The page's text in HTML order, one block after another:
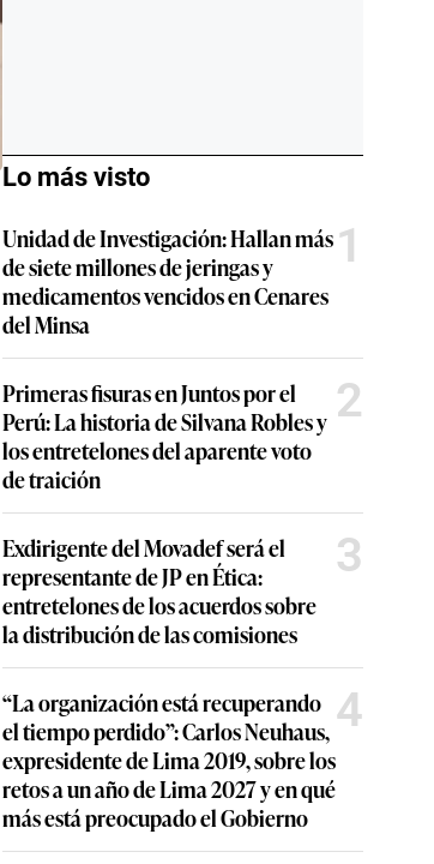
Lo más visto
Unidad de Investigación: Hallan más
de siete millones de jeringas y
medicamentos vencidos en Cenares
del Minsa
1
Primeras fisuras en Juntos por el
Perú: La historia de Silvana Robles y
los entretelones del aparente voto
de traición
2
Exdirigente del Movadef será el
representante de JP en Ética:
entretelones de los acuerdos sobre
la distribución de las comisiones
3
“La organización está recuperando
el tiempo perdido”: Carlos Neuhaus,
expresidente de Lima 2019, sobre los
retos a un año de Lima 2027 y en qué
más está preocupado el Gobierno
4